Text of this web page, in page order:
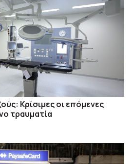
Κρίσιμες οι επόμενες
τραυματία